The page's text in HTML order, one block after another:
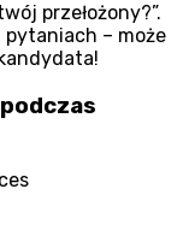
przełożony?”.
pytaniach – może